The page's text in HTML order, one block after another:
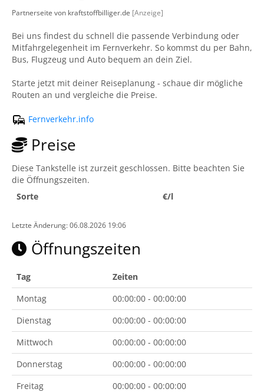
Partnerseite von kraftstoffbilliger.de [Anzeige]
Bei uns findest du schnell die passende Verbindung oder
Mitfahrgelegenheit im Fernverkehr. So kommst du per Bahn,
Bus, Flugzeug und Auto bequem an dein Ziel.
Starte jetzt mit deiner Reiseplanung - schaue dir mögliche
Routen an und vergleiche die Preise.
Fernverkehr.info
Preise
Diese Tankstelle ist zurzeit geschlossen. Bitte beachten Sie
die Öffnungszeiten.
Sorte
€/l
Letzte Änderung: 06.08.2026 19:06
Öffnungszeiten
Tag
Zeiten
Montag
00:00:00 - 00:00:00
Dienstag
00:00:00 - 00:00:00
Mittwoch
00:00:00 - 00:00:00
Donnerstag
00:00:00 - 00:00:00
Freitag
00:00:00 - 00:00:00